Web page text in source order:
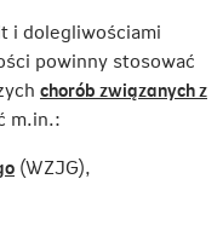
i dolegliwościami
powinny stosować
chorób związanych z
m.in.:
Link
(WZJG),